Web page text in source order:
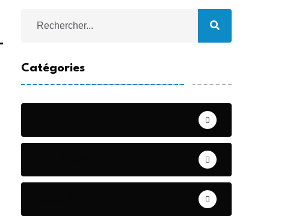
Catégories